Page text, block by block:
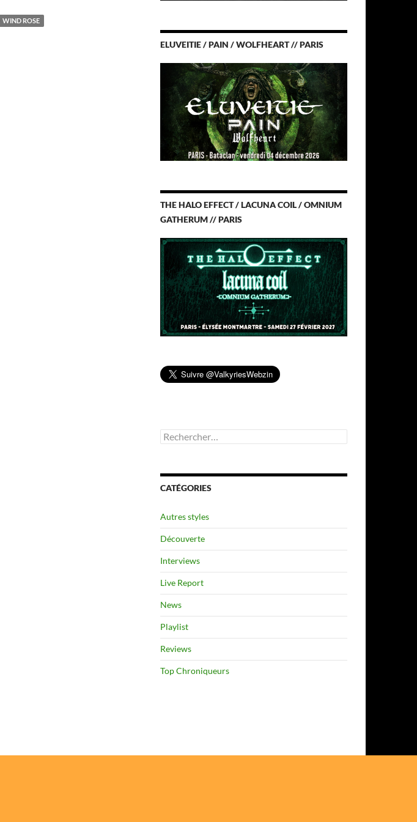
WIND ROSE
ELUVEITIE / PAIN / WOLFHEART // PARIS
THE HALO EFFECT / LACUNA COIL / OMNIUM
GATHERUM // PARIS
Rechercher :
CATÉGORIES
Autres styles
Découverte
Interviews
Live Report
News
Playlist
Reviews
Top Chroniqueurs